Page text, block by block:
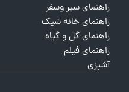
راهنمای سیر وسفر
راهنمای خانه شیک
راهنمای گل و گیاه
راهنمای فیلم
آشپزی